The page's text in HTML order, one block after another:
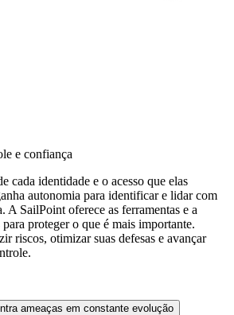
e confiança
cada identidade e o acesso que elas
autonomia para identificar e lidar com
A SailPoint oferece as ferramentas e a
proteger o que é mais importante.
riscos, otimizar suas defesas e avançar
ameaças em constante evolução